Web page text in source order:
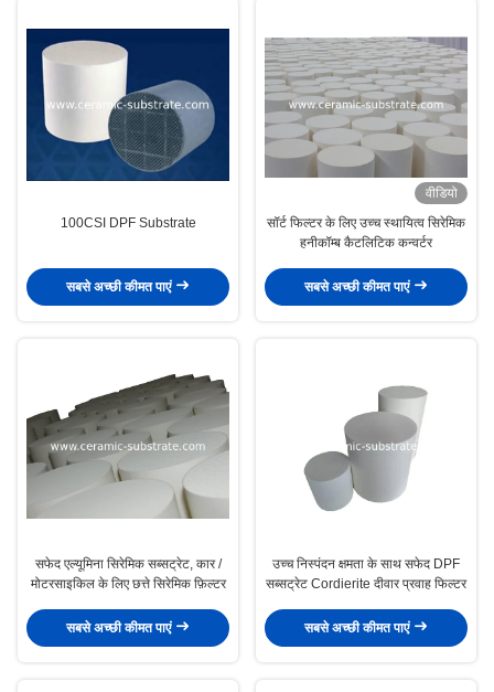
100CSI DPF Substrate
सबसे अच्छी कीमत पाएं
वीडियो
सॉर्ट फिल्टर के लिए उच्च स्थायित्व सिरेमिक
हनीकॉम्ब कैटलिटिक कन्वर्टर
सबसे अच्छी कीमत पाएं
सफेद एल्यूमिना सिरेमिक सब्सट्रेट, कार /
मोटरसाइकिल के लिए छत्ते सिरेमिक फ़िल्टर
सबसे अच्छी कीमत पाएं
उच्च निस्पंदन क्षमता के साथ सफेद DPF
सब्सट्रेट Cordierite दीवार प्रवाह फिल्टर
सबसे अच्छी कीमत पाएं